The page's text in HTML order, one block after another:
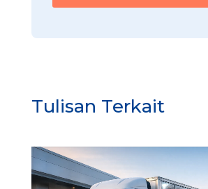
Tulisan Terkait